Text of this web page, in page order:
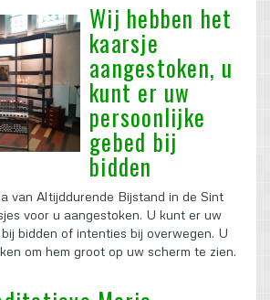
Wij hebben het
kaarsje
aangestoken, u
kunt er uw
persoonlijke
gebed bij
bidden
van Altijddurende Bijstand in de Sint
voor u aangestoken. U kunt er uw
bidden of intenties bij overwegen. U
om hem groot op uw scherm te zien.